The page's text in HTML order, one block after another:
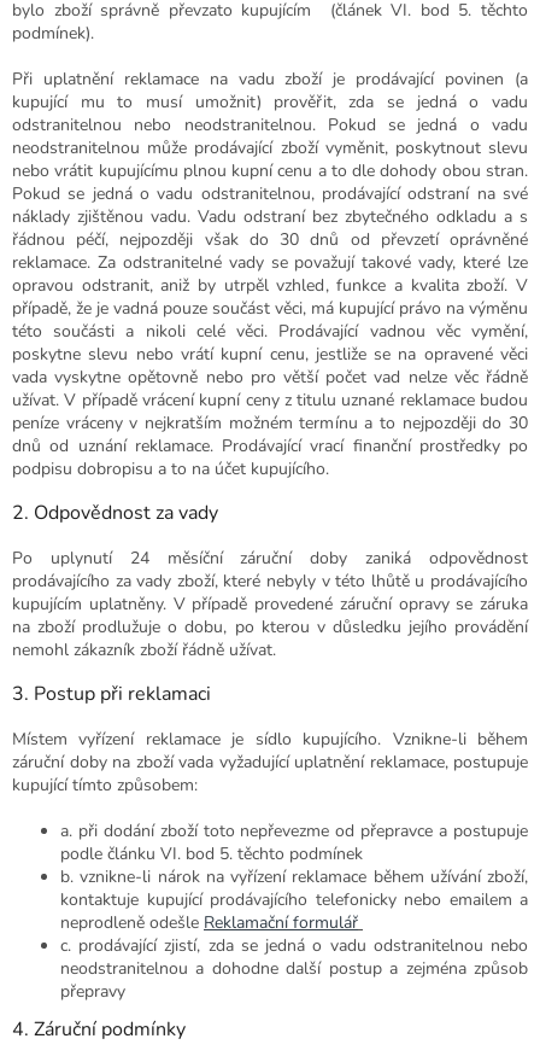
bylo zboží správně převzato kupujícím (článek VI. bod 5. těchto
podmínek).
Při uplatnění reklamace na vadu zboží je prodávající povinen (a
kupující mu to musí umožnit) prověřit, zda se jedná o vadu
odstranitelnou nebo neodstranitelnou. Pokud se jedná o vadu
neodstranitelnou může prodávající zboží vyměnit, poskytnout slevu
nebo vrátit kupujícímu plnou kupní cenu a to dle dohody obou stran.
Pokud se jedná o vadu odstranitelnou, prodávající odstraní na své
náklady zjištěnou vadu. Vadu odstraní bez zbytečného odkladu a s
řádnou péčí, nejpozději však do 30 dnů od převzetí oprávněné
reklamace. Za odstranitelné vady se považují takové vady, které lze
opravou odstranit, aniž by utrpěl vzhled, funkce a kvalita zboží. V
případě, že je vadná pouze součást věci, má kupující právo na výměnu
této součásti a nikoli celé věci. Prodávající vadnou věc vymění,
poskytne slevu nebo vrátí kupní cenu, jestliže se na opravené věci
vada vyskytne opětovně nebo pro větší počet vad nelze věc řádně
užívat. V případě vrácení kupní ceny z titulu uznané reklamace budou
peníze vráceny v nejkratším možném termínu a to nejpozději do 30
dnů od uznání reklamace. Prodávající vrací finanční prostředky po
podpisu dobropisu a to na účet kupujícího.
2. Odpovědnost za vady
Po uplynutí 24 měsíční záruční doby zaniká odpovědnost
prodávajícího za vady zboží, které nebyly v této lhůtě u prodávajícího
kupujícím uplatněny. V případě provedené záruční opravy se záruka
na zboží prodlužuje o dobu, po kterou v důsledku jejího provádění
nemohl zákazník zboží řádně užívat.
3. Postup při reklamaci
Místem vyřízení reklamace je sídlo kupujícího. Vznikne-li během
záruční doby na zboží vada vyžadující uplatnění reklamace, postupuje
kupující tímto způsobem:
a. při dodání zboží toto nepřevezme od přepravce a postupuje
podle článku VI. bod 5. těchto podmínek
b. vznikne-li nárok na vyřízení reklamace během užívání zboží,
kontaktuje kupující prodávajícího telefonicky nebo emailem a
neprodleně odešle Reklamační formulář
c. prodávající zjistí, zda se jedná o vadu odstranitelnou nebo
neodstranitelnou a dohodne další postup a zejména způsob
přepravy
4. Záruční podmínky